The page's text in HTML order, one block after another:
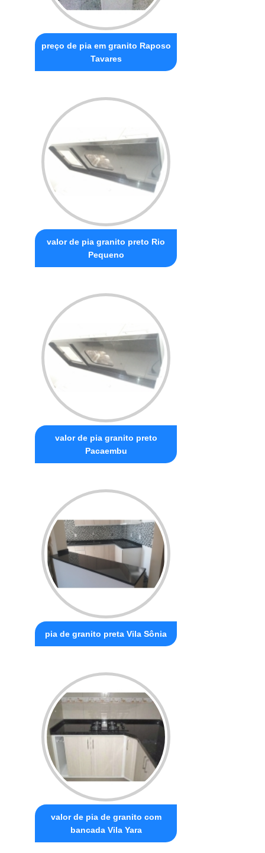
preço de pia em granito Raposo
Tavares
valor de pia granito preto Rio
Pequeno
valor de pia granito preto
Pacaembu
pia de granito preta Vila Sônia
valor de pia de granito com
bancada Vila Yara